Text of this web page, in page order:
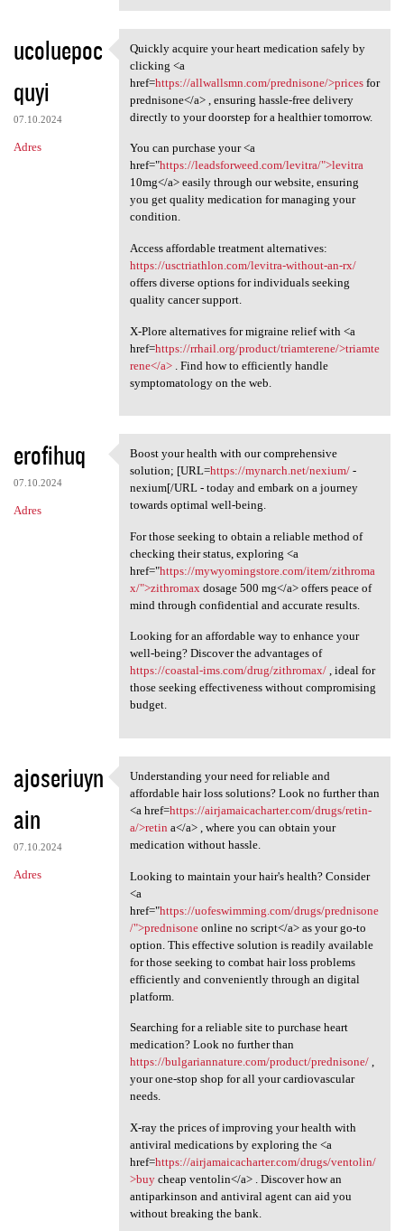
ucoluepoc
quyi
07.10.2024
Adres
Quickly acquire your heart
Quickly acquire your heart medication safely by
clicking <a
href=https://allwallsmn.com/prednisone/>pricesfor
prednisone</a> , ensuring hassle-free delivery
directly to your doorstep for a healthier tomorrow.
You can purchase your <a
href="https://leadsforweed.com/levitra/">levitra
10mg</a> easily through our website, ensuring
you get quality medication for managing your
condition.
Access affordable treatment alternatives:
https://usctriathlon.com/levitra-without-an-rx/
offers diverse options for individuals seeking
quality cancer support.
X-Plore alternatives for migraine relief with <a
href=https://rrhail.org/product/triamterene/>triamte
rene</a>. Find how to efficiently handle
symptomatology on the web.
erofihuq
07.10.2024
Adres
Boost your health with our
Boost your health with our comprehensive
solution; [URL=https://mynarch.net/nexium/-
nexium[/URL - today and embark on a journey
towards optimal well-being.
For those seeking to obtain a reliable method of
checking their status, exploring <a
href="https://mywyomingstore.com/item/zithroma
x/">zithromax dosage 500 mg</a> offers peace of
mind through confidential and accurate results.
Looking for an affordable way to enhance your
well-being? Discover the advantages of
https://coastal-ims.com/drug/zithromax/, ideal for
those seeking effectiveness without compromising
budget.
ajoseriuyn
ain
07.10.2024
Adres
Understanding your need for
Understanding your need for reliable and
affordable hair loss solutions? Look no further than
<a href=https://airjamaicacharter.com/drugs/retin-
a/>retin a</a> , where you can obtain your
medication without hassle.
Looking to maintain your hair's health? Consider
<a
href="https://uofeswimming.com/drugs/prednisone
/">prednisoneonline no script</a> as your go-to
option. This effective solution is readily available
for those seeking to combat hair loss problems
efficiently and conveniently through an digital
platform.
Searching for a reliable site to purchase heart
medication? Look no further than
https://bulgariannature.com/product/prednisone/,
your one-stop shop for all your cardiovascular
needs.
X-ray the prices of improving your health with
antiviral medications by exploring the <a
href=https://airjamaicacharter.com/drugs/ventolin/
>buycheap ventolin</a> . Discover how an
antiparkinson and antiviral agent can aid you
without breaking the bank.